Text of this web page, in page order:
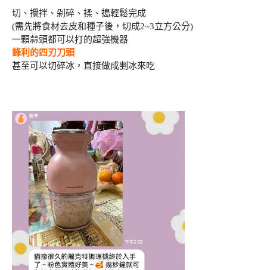
切、攪拌、剁碎、揉、搗輕鬆完成
(需先將食材去皮和種子後，切成2~3立方公分)
一顆蒜頭都可以打的超強機器
鋒利的四刃刀頭
甚至可以切碎冰，直接做成剉冰來吃